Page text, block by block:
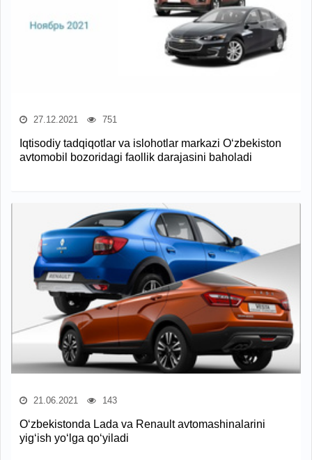
27.12.2021 751
Iqtisodiy tadqiqotlar va islohotlar markazi O‘zbekiston
avtomobil bozoridagi faollik darajasini baholadi
21.06.2021 143
O‘zbekistonda Lada va Renault avtomashinalarini
yig‘ish yo‘lga qo‘yiladi